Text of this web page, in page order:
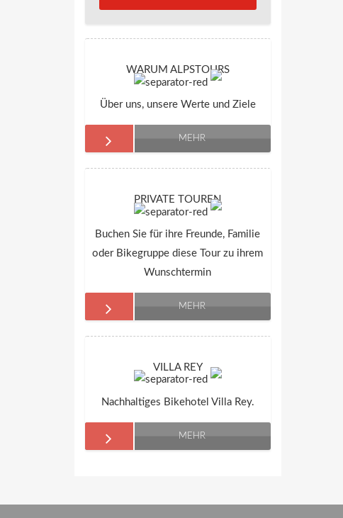
WARUM ALPSTOURS
Über uns, unsere Werte und Ziele
MEHR
PRIVATE TOUREN
Buchen Sie für ihre Freunde, Familie
oder Bikegruppe diese Tour zu ihrem
Wunschtermin
MEHR
VILLA REY
Nachhaltiges Bikehotel Villa Rey.
MEHR